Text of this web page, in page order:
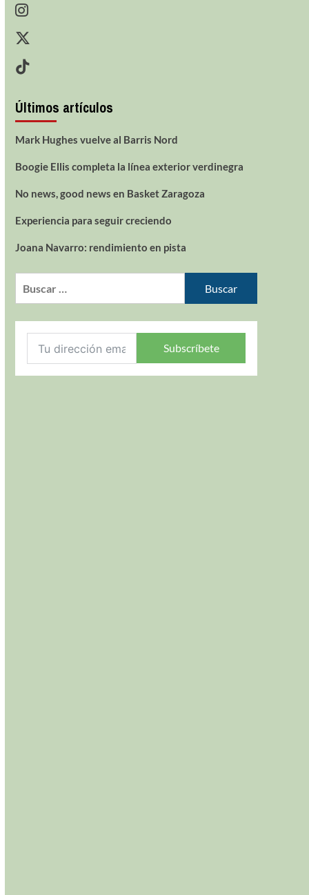
Últimos artículos
Mark Hughes vuelve al Barris Nord
Boogie Ellis completa la línea exterior verdinegra
No news, good news en Basket Zaragoza
Experiencia para seguir creciendo
Joana Navarro: rendimiento en pista
Subscríbete